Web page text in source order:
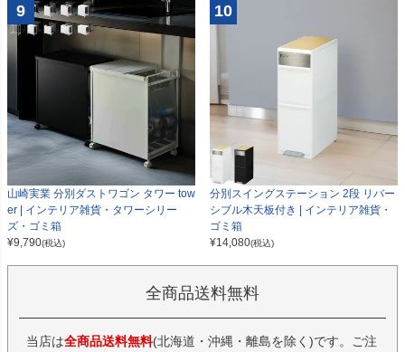
9
山崎実業 分別ダストワゴン タワー tow
er | インテリア雑貨・タワーシリー
ズ・ゴミ箱
¥9,790(税込)
10
分別スイングステーション 2段 リバー
シブル木天板付き | インテリア雑貨・
ゴミ箱
¥14,080(税込)
全商品送料無料
当店は全商品送料無料(北海道・沖縄・離島を除く)です。ご注